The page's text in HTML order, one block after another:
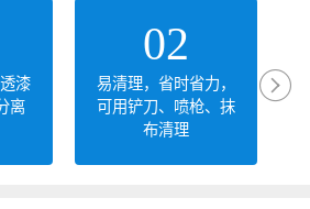
漆
离
02
易清理，省时省力，
可用铲刀、喷枪、抹
布清理